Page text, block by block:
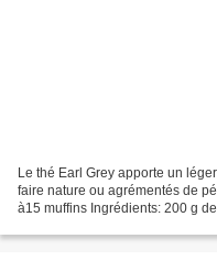
Le thé Earl Grey apporte un
faire nature ou agrémentés de
à15 muffins Ingrédients: 200 g